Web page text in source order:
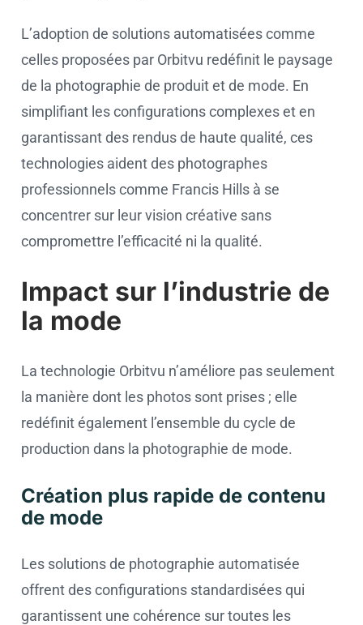
L’adoption de solutions automatisées comme
celles proposées par Orbitvu redéfinit le paysage
de la photographie de produit et de mode. En
simplifiant les configurations complexes et en
garantissant des rendus de haute qualité, ces
technologies aident des photographes
professionnels comme Francis Hills à se
concentrer sur leur vision créative sans
compromettre l’efficacité ni la qualité.
Impact sur l’industrie de
la mode
La technologie Orbitvu n’améliore pas seulement
la manière dont les photos sont prises ; elle
redéfinit également l’ensemble du cycle de
production dans la photographie de mode.
Création plus rapide de contenu
de mode
Les solutions de photographie automatisée
offrent des configurations standardisées qui
garantissent une cohérence sur toutes les